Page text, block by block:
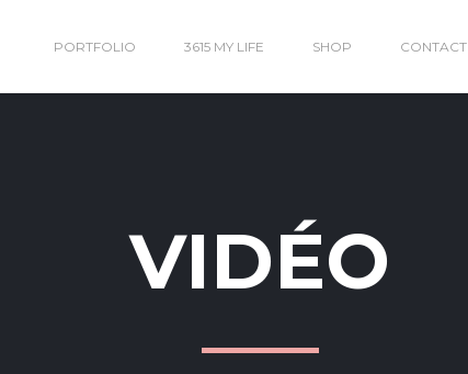
PORTFOLIO 3615 MY LIFE SHOP CONTACT
VIDÉO